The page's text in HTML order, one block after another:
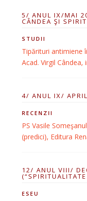
5/ ANUL IX/MAI
CÂNDEA ŞI
STUDII
Tipărituri antimiene
Acad. Virgil
4/ ANUL IX/
RECENZII
PS Vasile
(predici), Editura
12/ ANUL VIII/
ESEU